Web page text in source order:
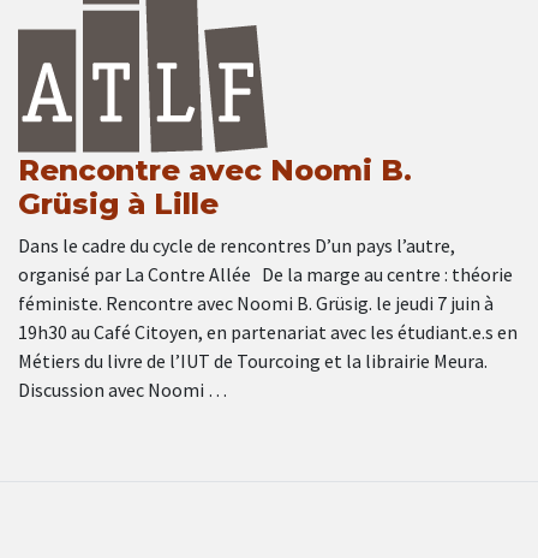
Rencontre avec Noomi B.
Grüsig à Lille
Dans le cadre du cycle de rencontres D’un pays l’autre,
organisé par La Contre Allée De la marge au centre : théorie
féministe. Rencontre avec Noomi B. Grüsig. le jeudi 7 juin à
19h30 au Café Citoyen, en partenariat avec les étudiant.e.s en
Métiers du livre de l’IUT de Tourcoing et la librairie Meura.
Discussion avec Noomi …